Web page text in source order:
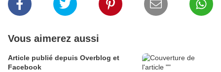
Vous aimerez aussi
Article publié depuis Overblog et
Facebook